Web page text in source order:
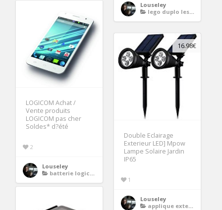
Louseley
lego duplo les pompiers
LOGICOM Achat /
Vente produits
LOGICOM pas cher
Soldes* d?été
2
Louseley
batterie logicom e500
16.98€
Double Eclairage
Exterieur LED] Mpow
Lampe Solaire Jardin
IP65
1
Louseley
applique exterieure solaire